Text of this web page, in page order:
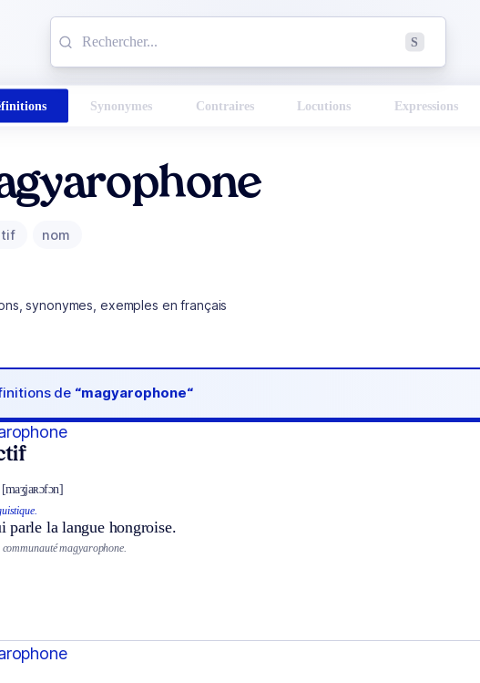
S
Synonymes Contraires Locutions Expressions
nom
synonymes, exemples en français
de “magyarophone“
[maʒjaʀɔfɔn]
parle la langue hongroise.
communauté magyarophone.